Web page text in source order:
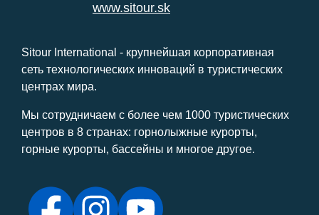
www.sitour.sk
Sitour International - крупнейшая корпоративная
сеть технологических инноваций в туристических
центрах мира.
Мы сотрудничаем с более чем 1000 туристических
центров в 8 странах: горнолыжные курорты,
горные курорты, бассейны и многое другое.